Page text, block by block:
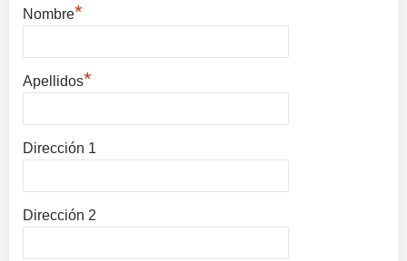
Nombre*
Apellidos*
Dirección 1
Dirección 2